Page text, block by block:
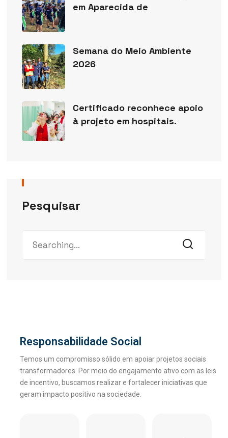
em Aparecida de
Semana do Meio Ambiente
2026
Certificado reconhece apoio
à projeto em hospitais.
Pesquisar
Responsabilidade Social
Temos um compromisso sólido em apoiar projetos sociais
transformadores. Por meio do engajamento ativo com as leis
de incentivo, buscamos realizar e fortalecer iniciativas que
geram impacto positivo na sociedade.